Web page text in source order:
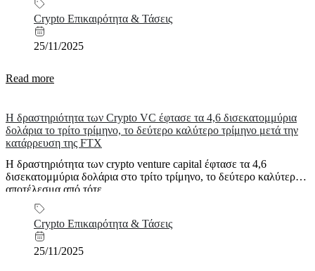
Crypto Επικαιρότητα & Τάσεις
25/11/2025
Read more
Η δραστηριότητα των Crypto VC έφτασε τα 4,6 δισεκατομμύρια
δολάρια το τρίτο τρίμηνο, το δεύτερο καλύτερο τρίμηνο μετά την
κατάρρευση της FTX
Η δραστηριότητα των crypto venture capital έφτασε τα 4,6
δισεκατομμύρια δολάρια στο τρίτο τρίμηνο, το δεύτερο καλύτερο
αποτέλεσμα από τότε...
Crypto Επικαιρότητα & Τάσεις
25/11/2025